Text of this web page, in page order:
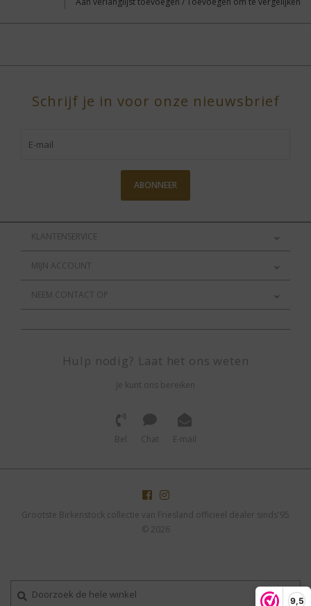
9,5
Schrijf je in voor onze nieuwsbrief
ABONNEER
KLANTENSERVICE
MIJN ACCOUNT
NEEM CONTACT OP
Hulp nodig? Laat het ons weten
Je kunt ons bereiken
Bel Chat E-mail
Grootste Birkenstock collectie van Friesland officieel dealer sinds'95
© 2026